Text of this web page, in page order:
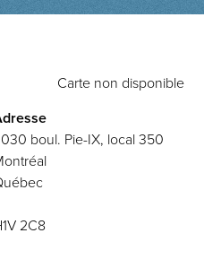
Carte non disponible
boul. Pie-IX, local 350
2C8